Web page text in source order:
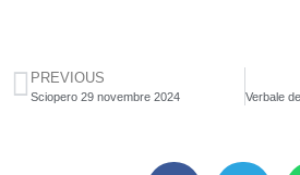
PREVIOUS
Sciopero 29 novembre 2024